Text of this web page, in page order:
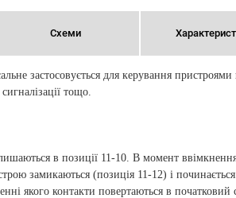
Схеми
застосовується для керування
тощо.
в позиції 11-10. В момент
замикаються (позиція 11-12) і починається
якого контакти повертаються в